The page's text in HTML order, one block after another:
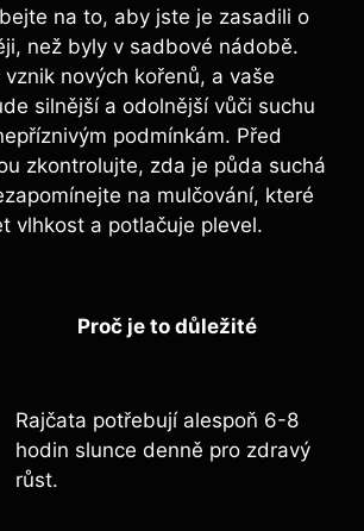
na to, aby jste je zasadili o⁢
než ⁤byly v sadbové‍ nádobě.
nových kořenů, a​ vaše
silnější ​a odolnější vůči suchu
⁤podmínkám. Před
⁢zkontrolujte, zda⁣ je půda suchá
na mulčování, které
vlhkost a potlačuje⁣ plevel.
Proč je to důležité
Rajčata ⁢potřebují alespoň 6-8
hodin slunce denně pro ⁤zdravý
růst.